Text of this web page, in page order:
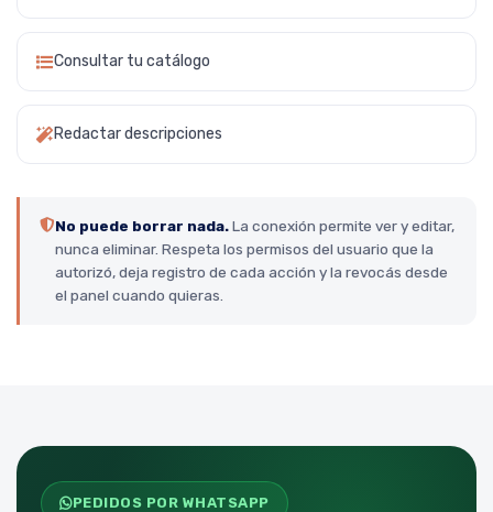
Consultar tu catálogo
Redactar descripciones
No puede borrar nada.La conexión permite ver y editar,
nunca eliminar. Respeta los permisos del usuario que la
autorizó, deja registro de cada acción y la revocás desde
el panel cuando quieras.
PEDIDOS POR WHATSAPP